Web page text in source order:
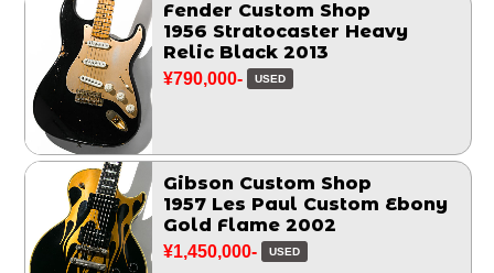
Fender Custom Shop
1956 Stratocaster Heavy
Relic Black 2013
¥790,000- USED
Gibson Custom Shop
1957 Les Paul Custom Ebony
Gold Flame 2002
¥1,450,000- USED